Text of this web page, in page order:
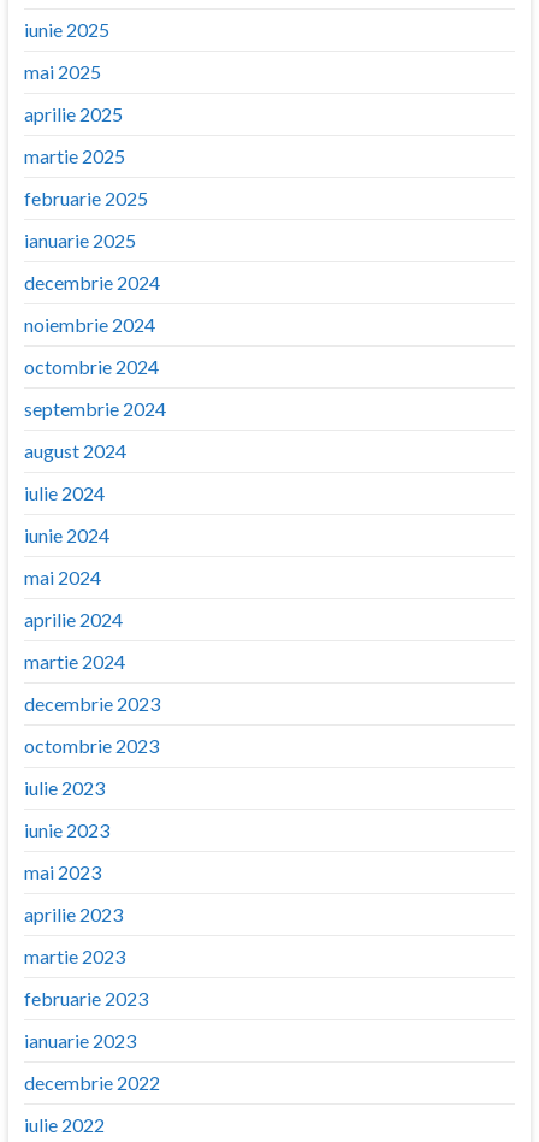
iunie 2025
mai 2025
aprilie 2025
martie 2025
februarie 2025
ianuarie 2025
decembrie 2024
noiembrie 2024
octombrie 2024
septembrie 2024
august 2024
iulie 2024
iunie 2024
mai 2024
aprilie 2024
martie 2024
decembrie 2023
octombrie 2023
iulie 2023
iunie 2023
mai 2023
aprilie 2023
martie 2023
februarie 2023
ianuarie 2023
decembrie 2022
iulie 2022